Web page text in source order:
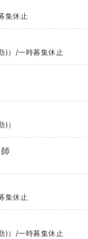
集休止
)） /一時募集休止
)）
集休止
)） /一時募集休止